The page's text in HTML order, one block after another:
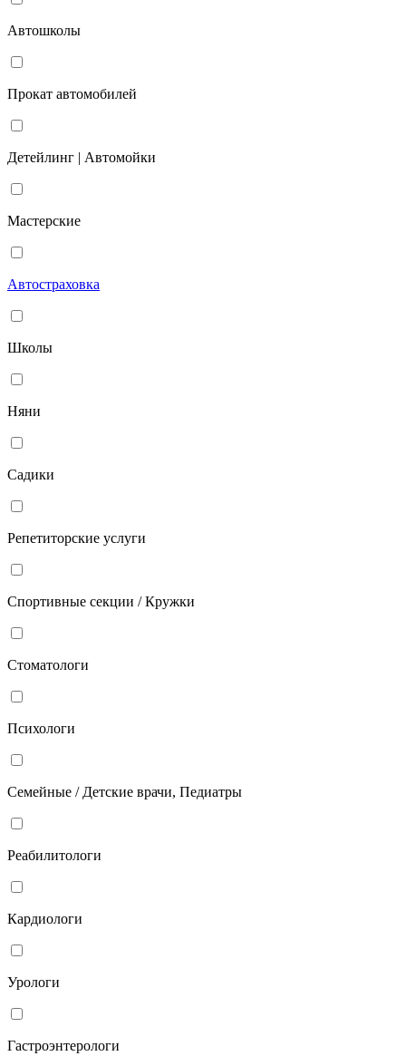
Автошколы
Прокат автомобилей
Детейлинг | Автомойки
Мастерские
Автостраховка
Школы
Няни
Садики
Репетиторские услуги
Спортивные секции / Кружки
Стоматологи
Психологи
Семейные / Детские врачи, Педиатры
Реабилитологи
Кардиологи
Урологи
Гастроэнтерологи